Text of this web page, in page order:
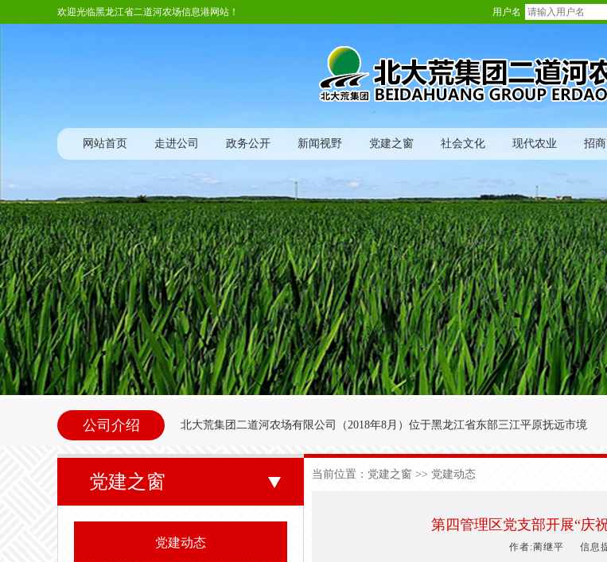
欢迎光临黑龙江省二道河农场信息港网站！ 用户名
网站首页 走进公司 政务公开 新闻视野 党建之窗 社会文化 现代农业 招
公司介绍 北大荒集团二道河农场有限公司（ 2018年8月 ） 位于黑龙江省东部三江平原抚远市境
内别拉洪河下游西岸。地理坐标为北纬47°35′～47°50′，东经134°00′～134°25′之间。
东以别拉洪河、南以二道河与八五九农场为界；西与前锋农场接壤；北与前哨农场毗
邻。场内地势平坦，西北高东南低。属于中温湿润性季风气候，极端日最低气温-40.3
度，最高气温35.6度。年平均无霜期1 度，年降雨量590毫米。
党建之窗
党建动态
当前位置： 党建之窗 >> 党建动态
第四管理区党支部开展“庆
作者:蔺继平 信息